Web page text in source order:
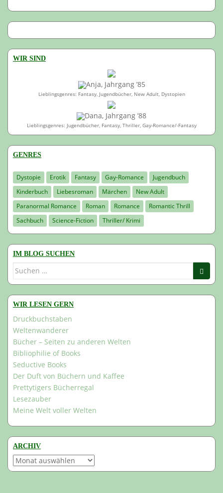
WIR SIND
Anja, Jahrgang ’85
Lieblingsgenres: Fantasy, Jugendbücher, New Adult, Dystopien
Dana, Jahrgang ’88
Lieblingsgenres: Jugendbücher, Fantasy, Thriller, Gay-Romance/-Fantasy
GENRES
Dystopie Erotik Fantasy Gay-Romance
Jugendbuch
Kinderbuch
Liebesroman Märchen
New Adult
Paranormal Romance
Roman Romance
Romantic Thrill
Sachbuch
Science-Fiction Thriller/ Krimi
IM BLOG SUCHEN
Suchen
WIR LESEN GERN
Druckbuchstaben
Weltenwanderer
Bücher – Seiten zu anderen Welten
Bibliophilie of Books
Seductive Books
Der Duft von Büchern und Kaffee
Prettytigers Bücherregal
Lesezauber
Meine Welt voller Welten
ARCHIV
Archiv